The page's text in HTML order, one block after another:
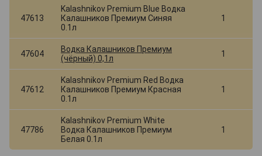
47613
Kalashnikov Premium Blue Водка
Калашников Премиум Синяя
0.1л
1
47604
Водка Калашников Премиум
(чёрный) 0,1л
1
47612
Kalashnikov Premium Red Водка
Калашников Премиум Красная
0.1л
1
47786
Kalashnikov Premium White
Водка Калашников Премиум
Белая 0.1л
1